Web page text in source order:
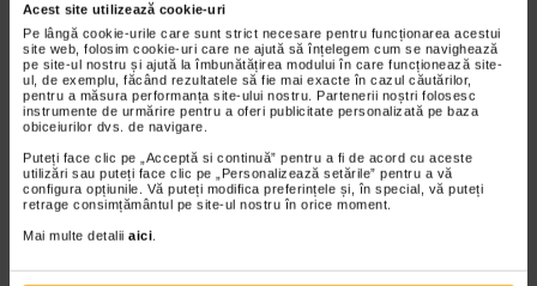
Acest site utilizează cookie-uri
Pe lângă cookie-urile care sunt strict necesare pentru funcționarea acestui
site web, folosim cookie-uri care ne ajută să înțelegem cum se navighează
pe site-ul nostru și ajută la îmbunătățirea modului în care funcționează site-
ul, de exemplu, făcând rezultatele să fie mai exacte în cazul căutărilor,
pentru a măsura performanța site-ului nostru. Partenerii noștri folosesc
instrumente de urmărire pentru a oferi publicitate personalizată pe baza
obiceiurilor dvs. de navigare.
Puteți face clic pe „Acceptă si continuă” pentru a fi de acord cu aceste
utilizări sau puteți face clic pe „Personalizează setările” pentru a vă
configura opțiunile. Vă puteți modifica preferințele și, în special, vă puteți
retrage consimțământul pe site-ul nostru în orice moment.
Mai multe detalii aici.
Vitamina E 400 UI, 30 capsule,
Benesio
Benesio Vitamina E 400 U.I. este
un supliment alimentar sub forma
de capsule moi, care combina…
ml, Doctor Fiterman
Doctor Fiterman MINOXICAPIL
WOMEN spray are actiune multipla
impotriva caderii parului. Potrivit…
Plătești 2, primești 3